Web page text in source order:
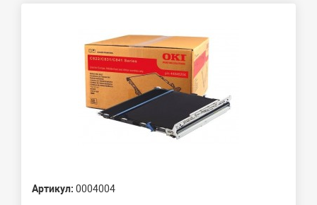
Артикул: 0004004